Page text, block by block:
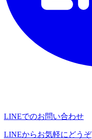
LINEでのお問い合わせ
LINEからお気軽にどうぞ